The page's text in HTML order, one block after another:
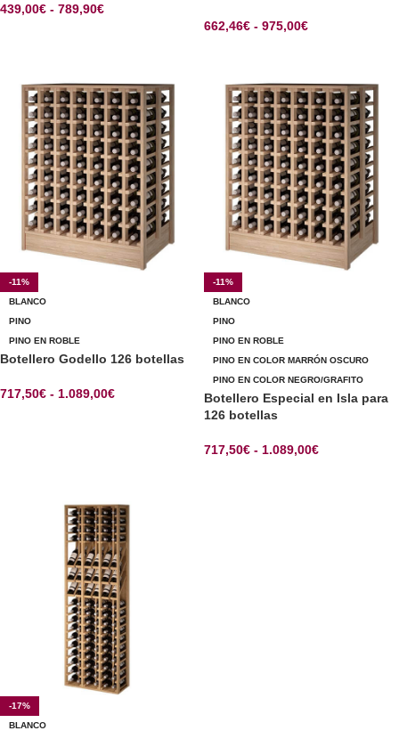
439,00€ - 789,90€
662,46€ - 975,00€
-11%
BLANCO
PINO
PINO EN ROBLE
Botellero Godello 126 botellas
717,50€ - 1.089,00€
-11%
BLANCO
PINO
PINO EN ROBLE
PINO EN COLOR MARRÓN OSCURO
PINO EN COLOR NEGRO/GRAFITO
Botellero Especial en Isla para
126 botellas
717,50€ - 1.089,00€
-17%
BLANCO